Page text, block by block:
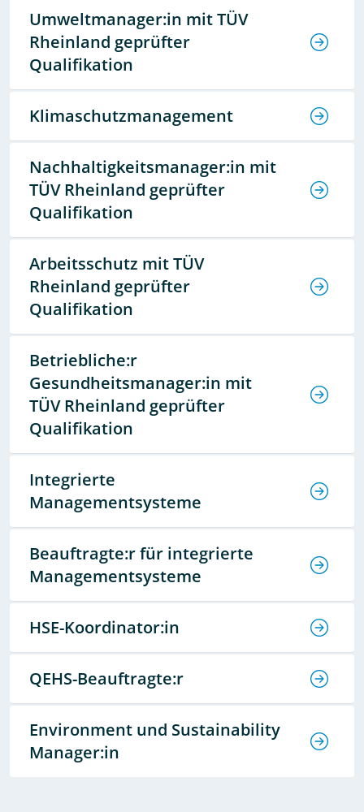
Umweltmanager:in mit TÜV
Rheinland geprüfter
Qualifikation
Klimaschutzmanagement
Nachhaltigkeitsmanager:in mit
TÜV Rheinland geprüfter
Qualifikation
Arbeitsschutz mit TÜV
Rheinland geprüfter
Qualifikation
Betriebliche:r
Gesundheitsmanager:in mit
TÜV Rheinland geprüfter
Qualifikation
Integrierte
Managementsysteme
Beauftragte:r für integrierte
Managementsysteme
HSE-Koordinator:in
QEHS-Beauftragte:r
Environment und Sustainability
Manager:in